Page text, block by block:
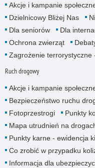
Akcje i kampanie
Dzielnicowy Bliżej Nas
Dla seniorów
Dla
Ochrona zwierząt
Zagrożenie terrorystyczne
Ruch drogowy
Akcje i kampanie
Bezpieczeństwo ruchu
Fotoprzestrogi
Punkty
Mapa utrudnień na
Punkty karne - ewidencja
Co zrobić w przypadku
Informacja dla